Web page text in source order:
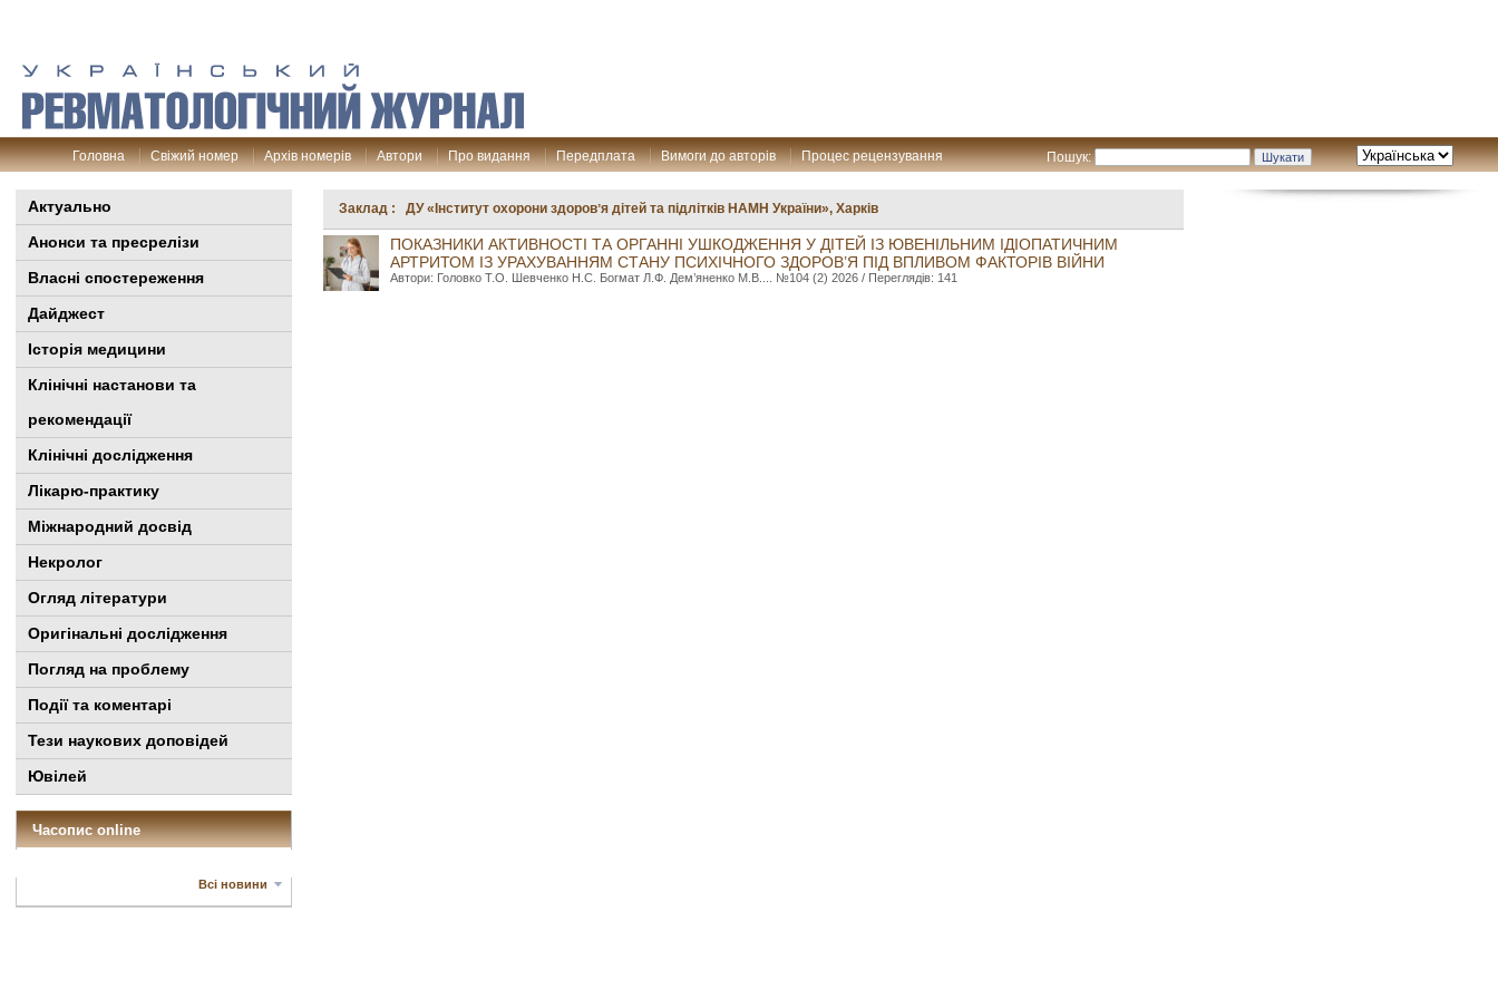
Пошук:
Головна Свіжий номер Архів номерів Автори Про видання Передплата Вимоги до авторів Процес рецензування
Актуально
Анонси та пресрелізи
Власні спостереження
Дайджест
Історія медицини
Клінiчні настанови та
рекомендації
Клінічні дослідження
Лікарю-практику
Міжнародний досвід
Некролог
Огляд літератури
Оригінальні дослідження
Погляд на проблему
Події та коментарі
Тези наукових доповідей
Ювілей
Часопис online
Всі новини
Заклад : ДУ «Інститут охорони здоровʼя дітей та підлітків НАМН України», Харків
ПОКАЗНИКИ АКТИВНОСТІ ТА ОРГАННІ УШКОДЖЕННЯ У ДІТЕЙ ІЗ ЮВЕНІЛЬНИМ ІДІОПАТИЧНИМ
АРТРИТОМ ІЗ УРАХУВАННЯМ СТАНУ ПСИХІЧНОГО ЗДОРОВ’Я ПІД ВПЛИВОМ ФАКТОРІВ ВІЙНИ
Автори: Головко Т.О. Шевченко Н.С. Богмат Л.Ф. Дем’яненко М.В.... №104 (2) 2026 / Переглядів: 141